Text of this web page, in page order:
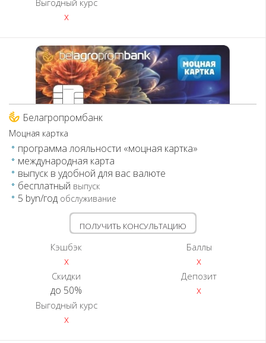
Выгодный курс
x
Белагропромбанк
Моцная картка
программа лояльности «моцная картка»
международная карта
выпуск в удобной для вас валюте
бесплатный выпуск
5 byn/год обслуживание
ПОЛУЧИТЬ КОНСУЛЬТАЦИЮ
Кэшбэк
x
Баллы
x
Скидки
до 50%
Депозит
x
Выгодный курс
x